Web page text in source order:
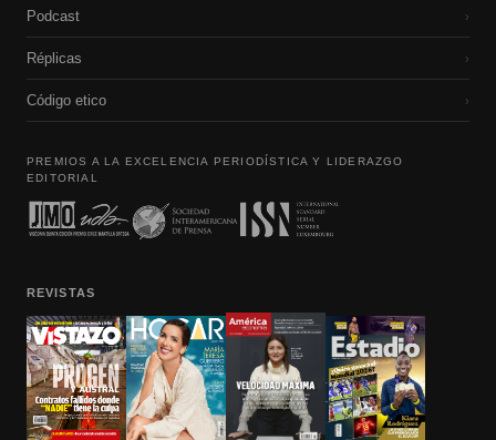
Podcast ›
Réplicas ›
Código etico ›
PREMIOS A LA EXCELENCIA PERIODÍSTICA Y LIDERAZGO
EDITORIAL
REVISTAS